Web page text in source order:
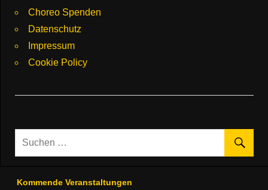
Choreo Spenden
Datenschutz
Impressum
Cookie Policy
Kommende Veranstaltungen